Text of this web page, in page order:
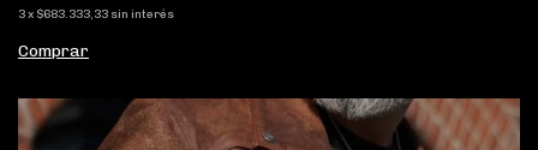
3x $683.333,33 sin interés
Comprar